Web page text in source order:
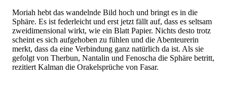
Moriah hebt das wandelnde Bild hoch und bringt es in die
Sphäre. Es ist federleicht und erst jetzt fällt auf, dass es seltsam
zweidimensional wirkt, wie ein Blatt Papier. Nichts desto trotz
scheint es sich aufgehoben zu fühlen und die Abenteurerin
merkt, dass da eine Verbindung ganz natürlich da ist. Als sie
gefolgt von Therbun, Nantalin und Fenoscha die Sphäre betritt,
rezitiert Kalman die Orakelsprüche von Fasar.